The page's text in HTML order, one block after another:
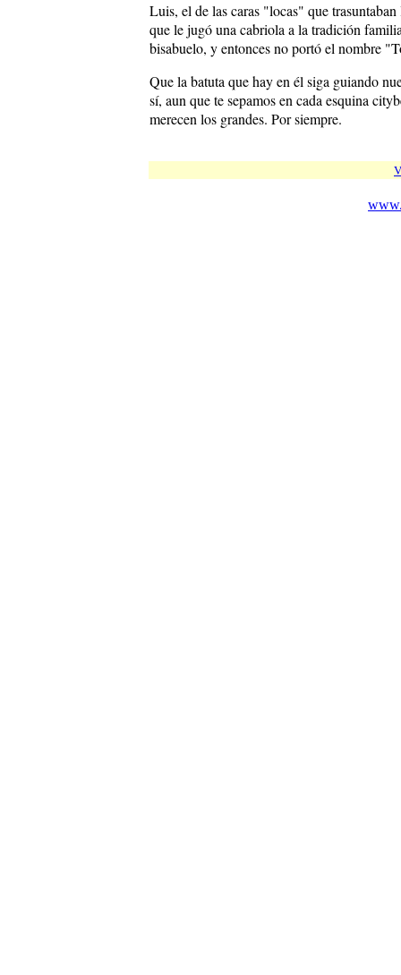
Luis, el de las caras "locas" que
que le jugó una cabriola a la tradición
bisabuelo, y entonces no portó el nombre
Que la batuta que hay en él siga guiando
sí, aun que te sepamos en cada esquina
merecen los grandes. Por siempre.